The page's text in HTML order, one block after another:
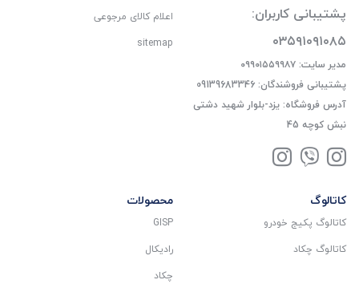
پشتیبانی کاربران:
۰۳۵۹۱۰۹۱۰۸۵
مدیر سایت: ۰۹۹۰۱۵۵۹۹۸۷
پشتیبانی فروشندگان: 09139683346
آدرس فروشگاه: یزد-بلوار شهید دشتی
نبش کوچه 45
اعلام کالای مرجوعی
sitemap
کاتالوگ
کاتالوگ پکیج خودرو
کاتالوگ چکاد
محصولات
GISP
رادیکال
چکاد